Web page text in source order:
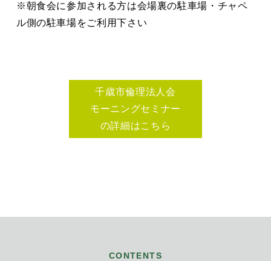
※朝食会に参加される方は会場裏の駐車場・チャペ
ル側の駐車場をご利用下さい
千歳市倫理法人会
モーニングセミナー
の詳細はこちら
CONTENTS